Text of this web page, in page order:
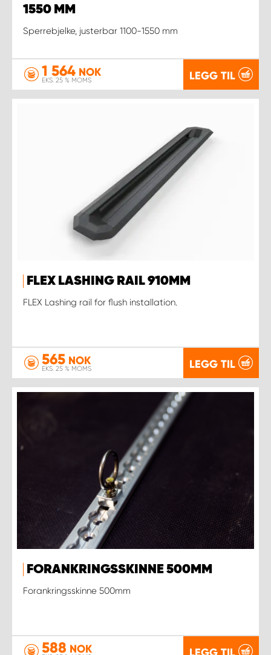
1550 MM
Sperrebjelke, justerbar 1100-1550 mm
1 564 NOK
EKS. 25 % MOMS LEGG TIL
FLEX LASHING RAIL 910MM
FLEX Lashing rail for flush installation.
565 NOK
EKS. 25 % MOMS LEGG TIL
FORANKRINGSSKINNE 500MM
Forankringsskinne 500mm
588 NOK LEGG TIL